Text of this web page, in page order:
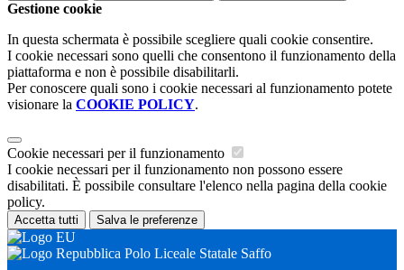
Gestione cookie
In questa schermata è possibile scegliere quali cookie consentire.
I cookie necessari sono quelli che consentono il funzionamento della
piattaforma e non è possibile disabilitarli.
Per conoscere quali sono i cookie necessari al funzionamento potete
visionare la COOKIE POLICY.
Cookie necessari per il funzionamento
I cookie necessari per il funzionamento non possono essere
disabilitati. È possibile consultare l'elenco nella pagina della cookie
policy.
Accetta tutti Salva le preferenze
Polo Liceale Statale Saffo